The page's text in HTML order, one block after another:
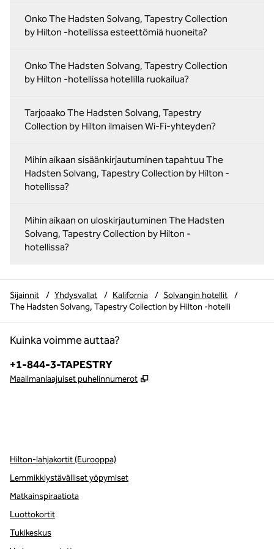
Onko The Hadsten Solvang, Tapestry Collection
by Hilton -hotellissa esteettömiä huoneita?
Onko The Hadsten Solvang, Tapestry Collection
by Hilton -hotellissa hotellilla ruokailua?
Tarjoaako The Hadsten Solvang, Tapestry
Collection by Hilton ilmaisen Wi-Fi-yhteyden?
Mihin aikaan sisäänkirjautuminen tapahtuu The
Hadsten Solvang, Tapestry Collection by Hilton -
hotellissa?
Mihin aikaan on uloskirjautuminen The Hadsten
Solvang, Tapestry Collection by Hilton -
hotellissa?
Sijainnit / Yhdysvallat / Kalifornia / Solvangin hotellit
/
The Hadsten Solvang, Tapestry Collection by Hilton -hotelli
Kuinka voimme auttaa?
Puhelin:
+1-844-3-TAPESTRY
Maailmanlaajuiset puhelinnumerot ,
Hilton-lahjakortit (Eurooppa)
Lemmikkiystävälliset yöpymiset
Matkainspiraatiota
Luottokortit
Tukikeskus